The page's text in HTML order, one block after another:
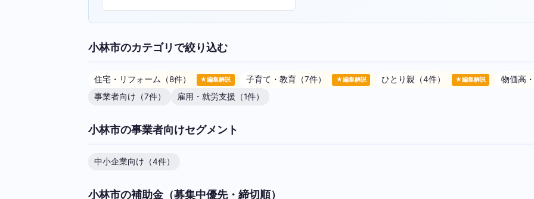
小林市のカテゴリで絞り込む
住宅・リフォーム（8件） ★編集解説 子育て・教育（7件） ★編集解説 ひとり親（4件） ★編集解説
物価高
事業者向け（7件）
雇用・就労支援（1件）
小林市の事業者向けセグメント
中小企業向け（4件）
小林市の補助金（募集中優先・締切順）